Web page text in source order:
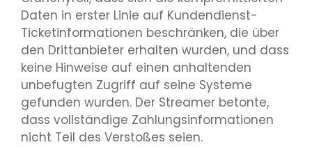
Daten in erster Linie auf Kundendienst-
Ticketinformationen beschränken, die über
den Drittanbieter erhalten wurden, und dass
keine Hinweise auf einen anhaltenden
unbefugten Zugriff auf seine Systeme
gefunden wurden. Der Streamer betonte,
dass vollständige Zahlungsinformationen
nicht Teil des Verstoßes seien.